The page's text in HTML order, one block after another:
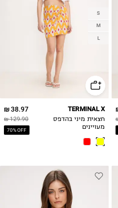
S
M
L
38.97 ₪
129.90 ₪
70% OFF
TERMINAL X
חצאית מיני בהדפס
מעויינים